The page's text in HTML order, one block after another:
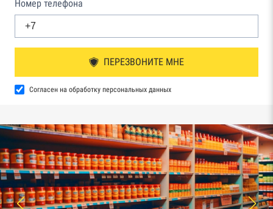
Номер телефона
ПЕРЕЗВОНИТЕ МНЕ
Согласен на обработку персональных данных